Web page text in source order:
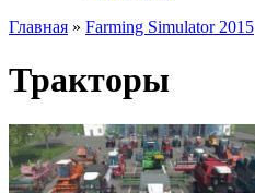
Главная » Farming Simulator 2015
Тракторы